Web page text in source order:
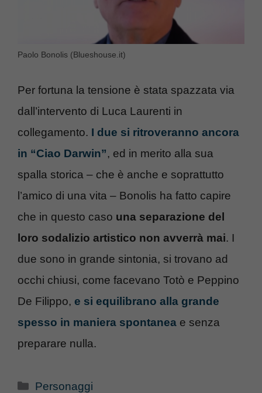
Paolo Bonolis (Blueshouse.it)
Per fortuna la tensione è stata spazzata via
dall’intervento di Luca Laurenti in
collegamento. I due si ritroveranno ancora
in “Ciao Darwin”, ed in merito alla sua
spalla storica – che è anche e soprattutto
l’amico di una vita – Bonolis ha fatto capire
che in questo caso una separazione del
loro sodalizio artistico non avverrà mai. I
due sono in grande sintonia, si trovano ad
occhi chiusi, come facevano Totò e Peppino
De Filippo, e si equilibrano alla grande
spesso in maniera spontanea e senza
preparare nulla.
Categorie
Personaggi